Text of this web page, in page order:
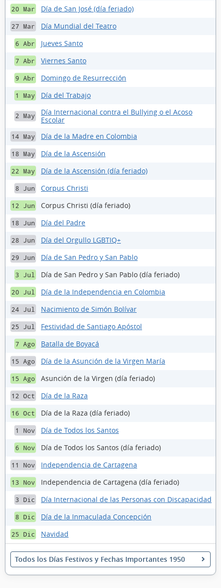
20 Mar Día de San José (día feriado)
27 Mar Día Mundial del Teatro
6 Abr Jueves Santo
7 Abr Viernes Santo
9 Abr Domingo de Resurrección
1 May Día del Trabajo
2 May
Día Internacional contra el Bullying o el Acoso
Escolar
14 May Día de la Madre en Colombia
18 May Día de la Ascensión
22 May Día de la Ascensión (día feriado)
8 Jun Corpus Christi
12 Jun Corpus Christi (día feriado)
18 Jun Día del Padre
28 Jun Día del Orgullo LGBTIQ+
29 Jun Día de San Pedro y San Pablo
3 Jul Día de San Pedro y San Pablo (día feriado)
20 Jul Día de la Independencia en Colombia
24 Jul Nacimiento de Simón Bolívar
25 Jul Festividad de Santiago Apóstol
7 Ago Batalla de Boyacá
15 Ago Día de la Asunción de la Virgen María
15 Ago Asunción de la Virgen (día feriado)
12 Oct Día de la Raza
16 Oct Día de la Raza (día feriado)
1 Nov Día de Todos los Santos
6 Nov Día de Todos los Santos (día feriado)
11 Nov Independencia de Cartagena
13 Nov Independencia de Cartagena (día feriado)
3 Dic Día Internacional de las Personas con Discapacidad
8 Dic Día de la Inmaculada Concepción
25 Dic Navidad
Todos los Días Festivos y Fechas Importantes 1950